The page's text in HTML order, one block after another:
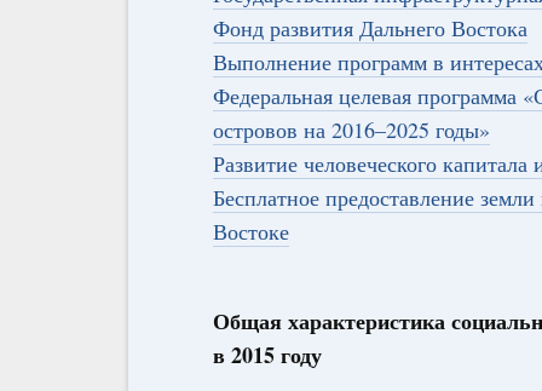
Фонд развития Дальнего Востока
Выполнение программ в
Федеральная целевая программа
островов на 2016–2025 годы»
Развитие человеческого капитала
Бесплатное предоставление
Востоке
Общая характеристика
в 2015 году